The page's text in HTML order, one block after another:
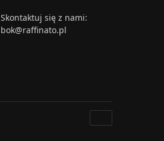
Wybierz opcje
Skontaktuj się z nami:
bok@raffinato.pl